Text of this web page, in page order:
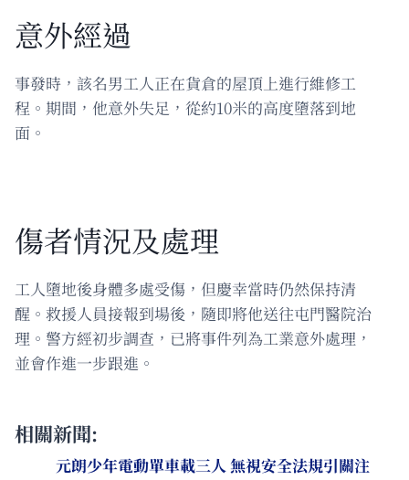
意外經過
事發時，該名男工人正在貨倉的屋頂上進行維修工
程。期間，他意外失足，從約10米的高度墮落到地
面。
傷者情況及處理
工人墮地後身體多處受傷，但慶幸當時仍然保持清
醒。救援人員接報到場後，隨即將他送往屯門醫院治
理。警方經初步調查，已將事件列為工業意外處理，
並會作進一步跟進。
相關新聞:
元朗少年電動單車載三人 無視安全法規引關注